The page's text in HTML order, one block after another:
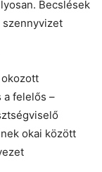
Becslések
szennyvizet
a felelős –
okai között